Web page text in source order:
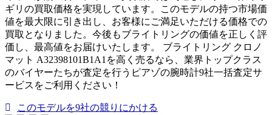
ギリの買取価格を実現しています。このモデルの持つ市場価
値を最大限に引き出し、お客様にご満足いただける価格での
買取となりました。今後もブライトリングの価値を正しく評
価し、最高値をお届けいたします。 ブライトリング クロノ
マット A32398101B1A1を高く売るなら、業界トップクラス
のバイヤーたちが査定を行うピアゾの腕時計9社一括査定サ
ービスをご利用ください！
このモデルを9社の競りにかける